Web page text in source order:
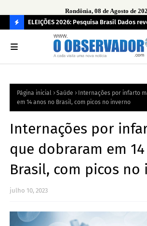
Rondônia, 08 de Agosto de
O
R
mais
ELEIÇÕES 2026: Pesquisa Brasil Dados
disputa pelo Governo de Rondônia
Página inicial Saúde
Internações por infarto
em 14 anos no Brasil, com picos no inverno
Internações por
que dobraram em
Brasil, com picos no
julho 10, 2023